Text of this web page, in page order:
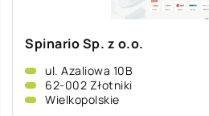
Spinario Sp. z o.o.
ul. Azaliowa 10B
62-002 Złotniki
Wielkopolskie